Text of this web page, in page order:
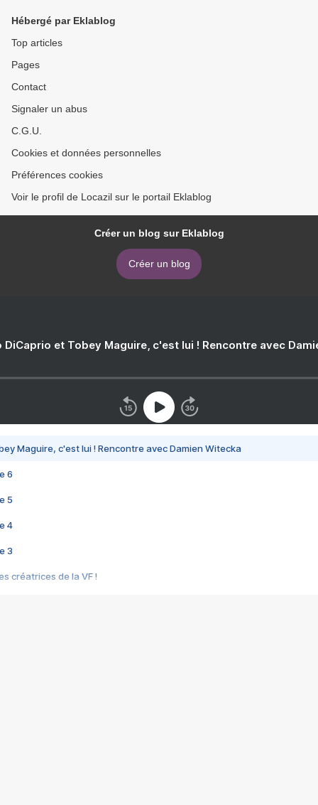
Hébergé par Eklablog
Top articles
Pages
Contact
Signaler un abus
C.G.U.
Cookies et données personnelles
Préférences cookies
Voir le profil de Locazil sur le portail Eklablog
Créer un blog sur Eklablog
Créer un blog
DiCaprio et Tobey Maguire, c'est lui ! Rencontre avec
Maguire, c'est lui ! Rencontre avec Damien Witecka
6
5
4
3
créatrices de la VF !